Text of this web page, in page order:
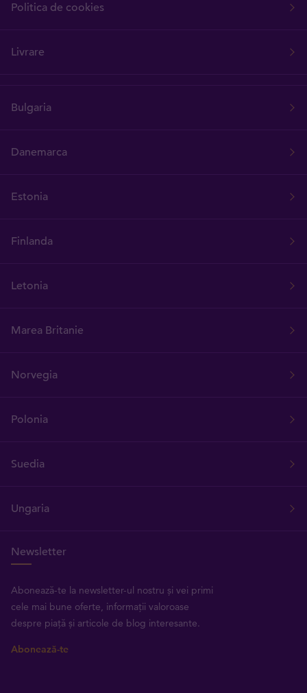
Politica de cookies
Livrare
Bulgaria
Danemarca
Estonia
Finlanda
Letonia
Marea Britanie
Norvegia
Polonia
Suedia
Ungaria
Newsletter
Abonează-te la newsletter-ul nostru și vei primi
cele mai bune oferte, informații valoroase
despre piață și articole de blog interesante.
Abonează-te